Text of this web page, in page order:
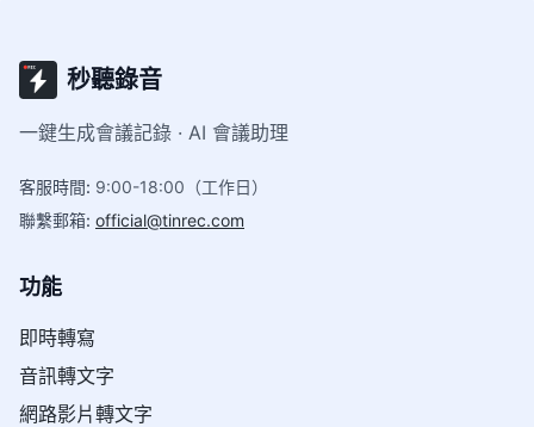
秒聽錄音
一鍵生成會議記錄 · AI 會議助理
客服時間: 9:00-18:00（工作日）
聯繫郵箱: official@tinrec.com
功能
即時轉寫
音訊轉文字
網路影片轉文字